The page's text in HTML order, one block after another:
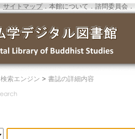
サイトマップ．本館について ． 諮問委員会 ．
検索エンジン > 書誌の詳細内容